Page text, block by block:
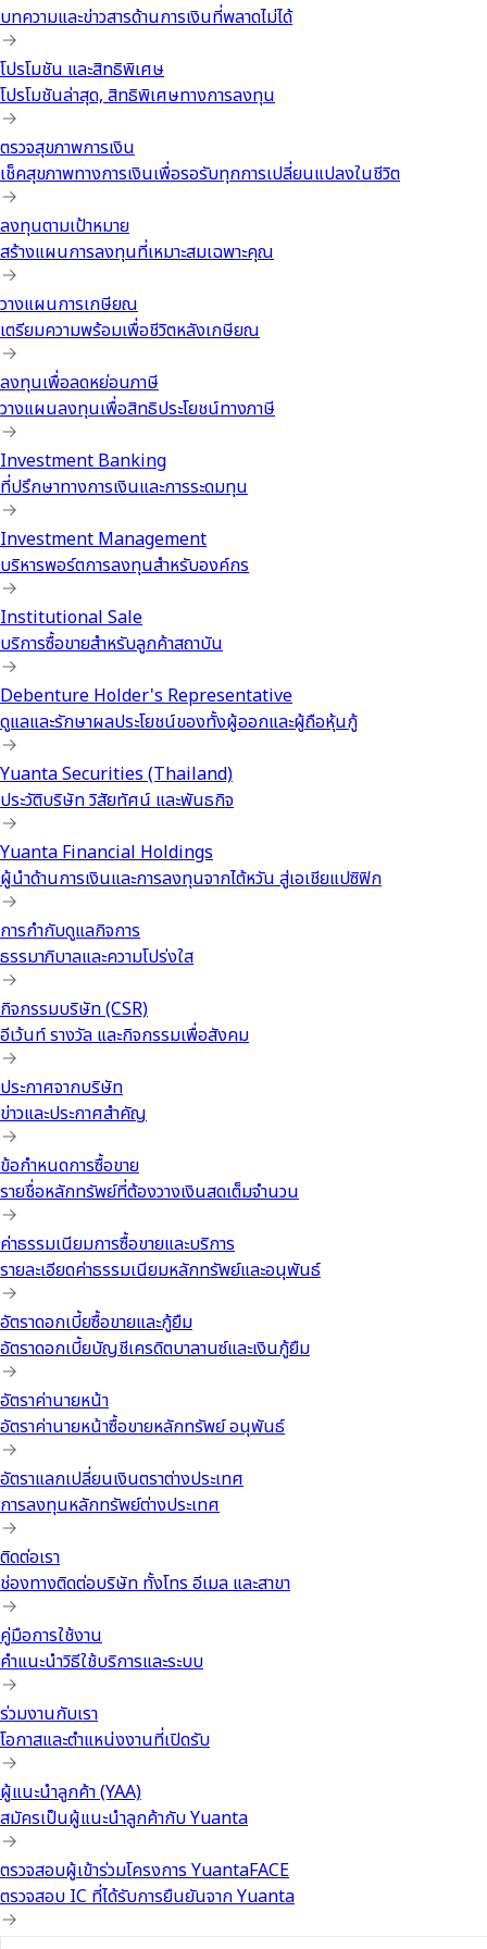
บทความและข่าวสารด้านการเงินที่พลาดไม่ได้
โปรโมชัน และสิทธิพิเศษ
โปรโมชันล่าสุด, สิทธิพิเศษทางการลงทุน
ตรวจสุขภาพการเงิน
เช็คสุขภาพทางการเงินเพื่อรอรับทุกการเปลี่ยนแปลงในชีวิต
ลงทุนตามเป้าหมาย
สร้างแผนการลงทุนที่เหมาะสมเฉพาะคุณ
วางแผนการเกษียณ
เตรียมความพร้อมเพื่อชีวิตหลังเกษียณ
ลงทุนเพื่อลดหย่อนภาษี
วางแผนลงทุนเพื่อสิทธิประโยชน์ทางภาษี
Investment Banking
ที่ปรึกษาทางการเงินและการระดมทุน
Investment Management
บริหารพอร์ตการลงทุนสำหรับองค์กร
Institutional Sale
บริการซื้อขายสำหรับลูกค้าสถาบัน
Debenture Holder's Representative
ดูแลและรักษาผลประโยชน์ของทั้งผู้ออกและผู้ถือหุ้นกู้
Yuanta Securities (Thailand)
ประวัติบริษัท วิสัยทัศน์ และพันธกิจ
Yuanta Financial Holdings
ผู้นำด้านการเงินและการลงทุนจากไต้หวัน สู่เอเชียแปซิฟิก
การกำกับดูแลกิจการ
ธรรมาภิบาลและความโปร่งใส
กิจกรรมบริษัท (CSR)
อีเว้นท์ รางวัล และกิจกรรมเพื่อสังคม
ประกาศจากบริษัท
ข่าวและประกาศสำคัญ
ข้อกำหนดการซื้อขาย
รายชื่อหลักทรัพย์ที่ต้องวางเงินสดเต็มจำนวน
ค่าธรรมเนียมการซื้อขายและบริการ
รายละเอียดค่าธรรมเนียมหลักทรัพย์และอนุพันธ์
อัตราดอกเบี้ยซื้อขายและกู้ยืม
อัตราดอกเบี้ยบัญชีเครดิตบาลานซ์และเงินกู้ยืม
อัตราค่านายหน้า
อัตราค่านายหน้าซื้อขายหลักทรัพย์ อนุพันธ์
อัตราแลกเปลี่ยนเงินตราต่างประเทศ
การลงทุนหลักทรัพย์ต่างประเทศ
ติดต่อเรา
ช่องทางติดต่อบริษัท ทั้งโทร อีเมล และสาขา
คู่มือการใช้งาน
คำแนะนำวิธีใช้บริการและระบบ
ร่วมงานกับเรา
โอกาสและตำแหน่งงานที่เปิดรับ
ผู้แนะนำลูกค้า (YAA)
สมัครเป็นผู้แนะนำลูกค้ากับ Yuanta
ตรวจสอบผู้เข้าร่วมโครงการ YuantaFACE
ตรวจสอบ IC ที่ได้รับการยืนยันจาก Yuanta